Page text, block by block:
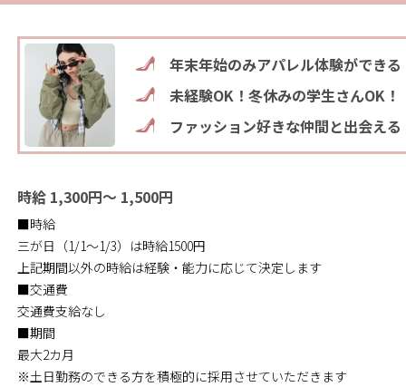
年末年始のみアパレル体験ができる
未経験OK！冬休みの学生さんOK！
ファッション好きな仲間と出会える
時給 1,300円～ 1,500円
■時給
三が日（1/1～1/3）は時給1500円
上記期間以外の時給は経験・能力に応じて決定します
■交通費
交通費支給なし
■期間
最大2カ月
※土日勤務のできる方を積極的に採用させていただきます